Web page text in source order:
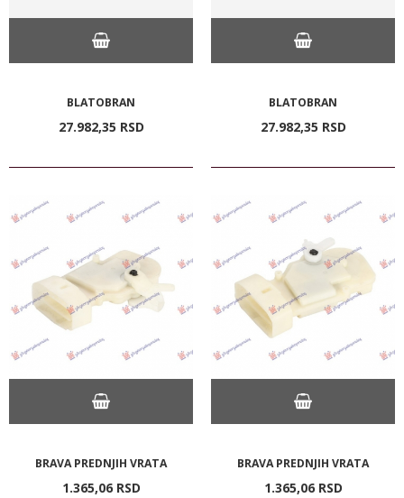
BLATOBRAN
27.982,35 RSD
BLATOBRAN
27.982,35 RSD
BRAVA PREDNJIH VRATA
1.365,06 RSD
BRAVA PREDNJIH VRATA
1.365,06 RSD